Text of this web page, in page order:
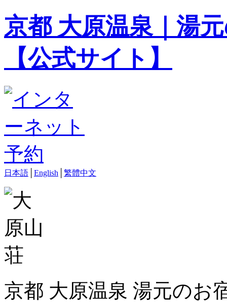
京都 大原温泉｜湯
【公式サイト】
日本語 English 繁體中文
京都 大原温泉 湯元の